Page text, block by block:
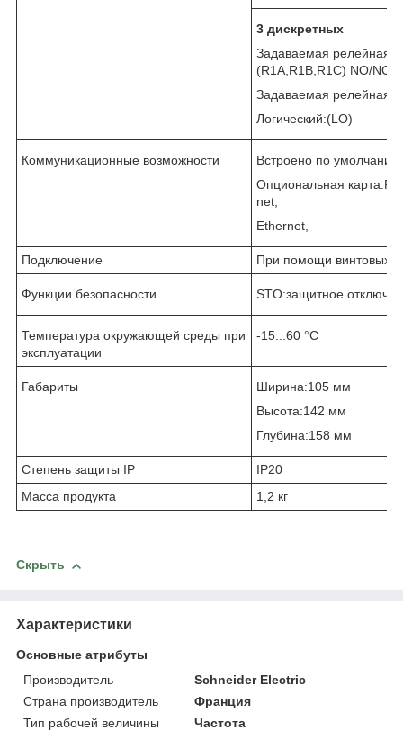
3 дискретных
Задаваемая релейная
(R1A,R1B,R1C) NO/NC
Задаваемая релейная
Логический:(LO)
Коммуникационные возможности
Встроено по
Опциональная
net,
Ethernet,
Подключение При помощи винтовых
Функции безопасности STO:защитное
Температура окружающей среды при
эксплуатации
-15...60 °C
Габариты
Ширина:105 мм
Высота:142 мм
Глубина:158 мм
Степень защиты IP
IP20
Масса продукта
1,2 кг
Скрыть
Характеристики
Основные атрибуты
Производитель
Schneider Electric
Страна производитель
Франция
Тип рабочей величины
Частота